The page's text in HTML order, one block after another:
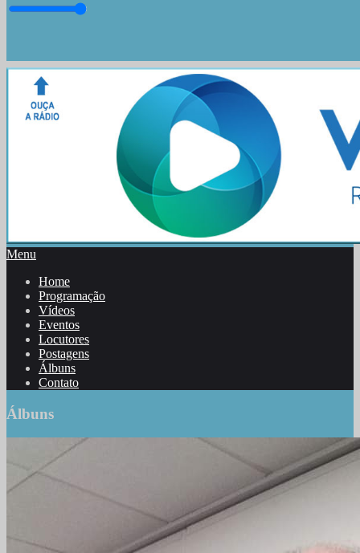
Menu
Home
Programação
Vídeos
Eventos
Locutores
Postagens
Álbuns
Contato
Álbuns